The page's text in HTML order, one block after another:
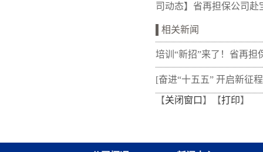
司动态】省再担保公司
相关新闻
培训“新招”来了！省再担
新"以审代训"， 让政策学
从"听"变"练"
[奋进“十五五” 开启新征
融资担保体系这样做](十
【关闭窗口 】【打印】